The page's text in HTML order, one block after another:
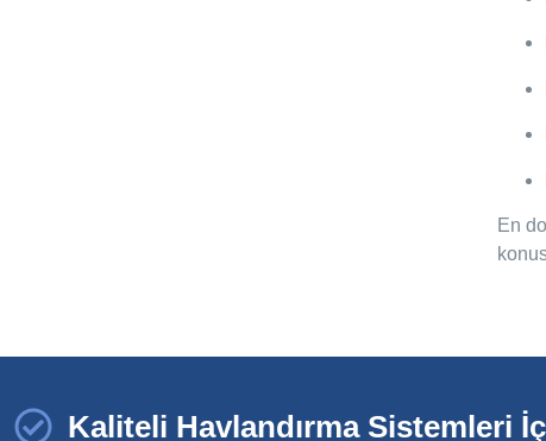
En
Kaliteli Havlandırma Sistemleri